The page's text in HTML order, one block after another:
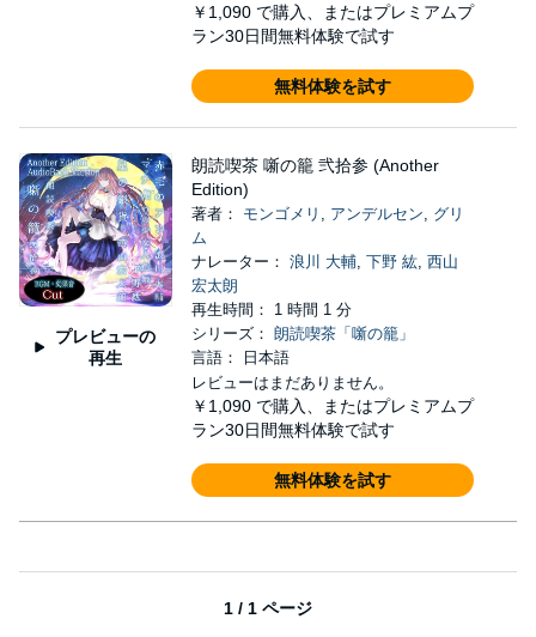
￥1,090 で購入、またはプレミアムプ
ラン30日間無料体験で試す
無料体験を試す
プレビューの
再生
朗読喫茶 噺の籠 弐拾参 (Another
Edition)
著者： モンゴメリ アンデルセン
グリ
ム
ナレーター： 浪川 大輔, 下野 紘, 西山
宏太朗
再生時間： 1 時間 1 分
シリーズ： 朗読喫茶「噺の籠」
言語： 日本語
レビューはまだありません。
￥1,090 で購入、またはプレミアムプ
ラン30日間無料体験で試す
無料体験を試す
1 / 1 ページ